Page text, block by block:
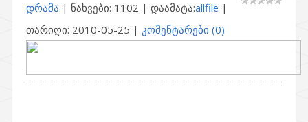
დრამა | ნახვები: 1102 | დაამატა:allfile |
თარიღი: 2010-05-25 | კომენტარები (0)